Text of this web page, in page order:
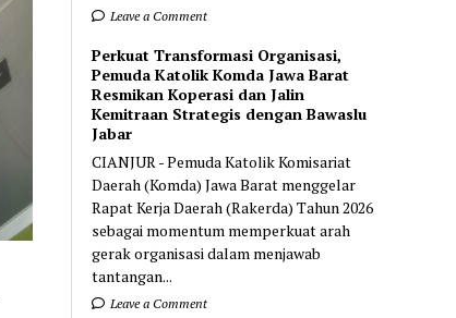
Leave a Comment
Perkuat Transformasi Organisasi,
Pemuda Katolik Komda Jawa Barat
Resmikan Koperasi dan Jalin
Kemitraan Strategis dengan Bawaslu
Jabar
CIANJUR - Pemuda Katolik Komisariat
Daerah (Komda) Jawa Barat menggelar
Rapat Kerja Daerah (Rakerda) Tahun 2026
sebagai momentum memperkuat arah
gerak organisasi dalam menjawab
tantangan...
Leave a Comment